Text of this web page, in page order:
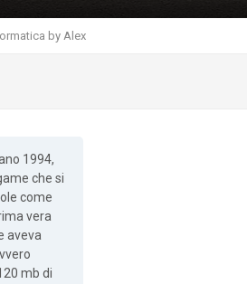
by Alex
1994,
che si
come
vera
aveva
mb di